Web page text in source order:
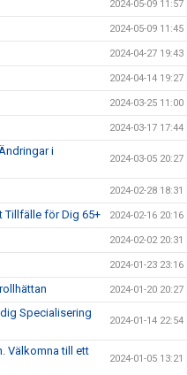
2024-05-09 11:57
2024-05-09 11:45
2024-04-27 19:43
2024-04-14 19:27
2024-03-25 11:00
2024-03-17 17:44
i
2024-03-05 20:27
2024-02-28 18:31
Tillfälle för Dig 65+ 2024-02-16 20:16
2024-02-02 20:31
2024-01-23 23:16
2024-01-20 20:27
Specialisering
2024-01-14 22:54
Välkomna till ett
2024-01-05 13:21